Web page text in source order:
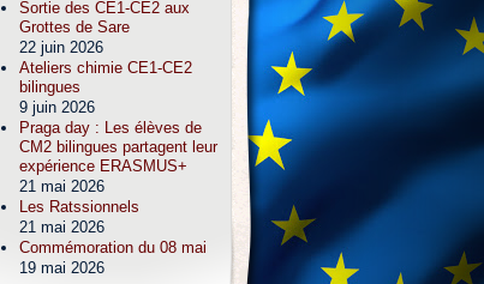
Sortie des CE1-CE2 aux
Grottes de Sare
22 juin 2026
Ateliers chimie CE1-CE2
bilingues
9 juin 2026
Praga day : Les élèves de
CM2 bilingues partagent leur
expérience ERASMUS+
21 mai 2026
Les Ratssionnels
21 mai 2026
Commémoration du 08 mai
19 mai 2026